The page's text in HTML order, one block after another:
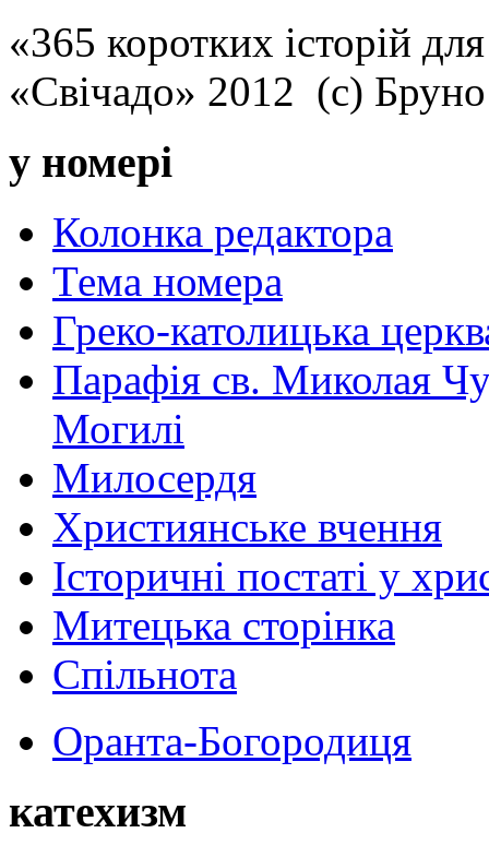
«365 коротких історій
«Свічадо» 2012 (с)
у номері
Колонка редактора
Тема номера
Греко-католицька
Парафія св. Миколая
Могилі
Милосердя
Християнське вчення
Історичні постаті у
Митецька сторінка
Спільнота
Оранта-Богородиця
катехизм